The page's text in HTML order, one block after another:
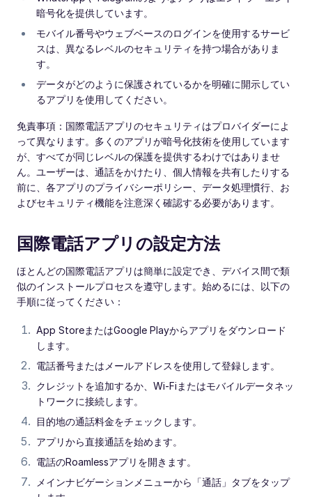
暗号化を提供しています。
モバイル番号やウェブベースのログインを使用するサービ
スは、異なるレベルのセキュリティを持つ場合がありま
す。
データがどのように保護されているかを明確に開示してい
るアプリを使用してください。
免責事項：国際電話アプリのセキュリティはプロバイダーによ
って異なります。多くのアプリが暗号化技術を使用しています
が、すべてが同じレベルの保護を提供するわけではありませ
ん。ユーザーは、通話をかけたり、個人情報を共有したりする
前に、各アプリのプライバシーポリシー、データ処理慣行、お
よびセキュリティ機能を注意深く確認する必要があります。
国際電話アプリの設定方法
ほとんどの国際電話アプリは簡単に設定でき、デバイス間で類
似のインストールプロセスを遵守します。始めるには、以下の
手順に従ってください：
App StoreまたはGoogle Playからアプリをダウンロード
します。
電話番号またはメールアドレスを使用して登録します。
クレジットを追加するか、Wi-Fiまたはモバイルデータネッ
トワークに接続します。
目的地の通話料金をチェックします。
アプリから直接通話を始めます。
電話のRoamlessアプリを開きます。
メインナビゲーションメニューから「通話」タブをタップ